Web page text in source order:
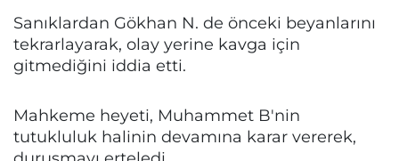
Sanıklardan Gökhan N. de önceki beyanlarını
tekrarlayarak, olay yerine kavga için
gitmediğini iddia etti.
Mahkeme heyeti, Muhammet B'nin
tutukluluk halinin devamına karar vererek,